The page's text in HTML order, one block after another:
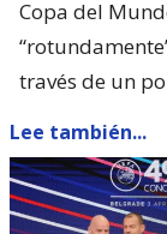
Copa del
través de un
Lee también...